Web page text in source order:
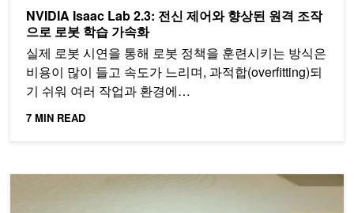
NVIDIA Isaac Lab 2.3: 전신 제어와 향상된 원격 조작
으로 로봇 학습 가속화
실제 로봇 시연을 통해 로봇 정책을 훈련시키는 방식은
비용이 많이 들고 속도가 느리며, 과적합(overfitting)되
기 쉬워 여러 작업과 환경에…
7 MIN READ
NVIDIA Isaac Lab 및 Newton을 사용하여 4족 보행 정책을 훈련